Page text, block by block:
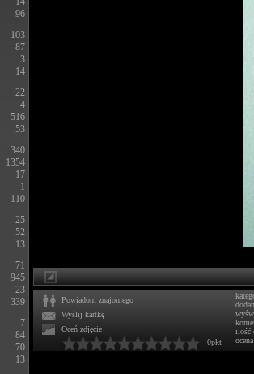
96
103
87
3
14
22
4
516
53
340
1354
17
1
110
25
52
13
71
945
23
339
7
84
70
13
Powiadom znajomego
Wyślij kartkę
Oceń zdjęcie
0pkt
ilość
ocena